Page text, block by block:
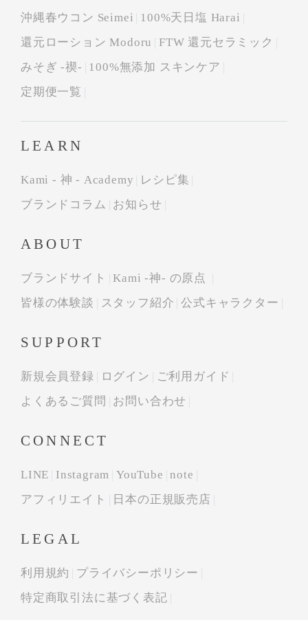
沖縄春ウコン Seimei
100%天日塩 Harai
還元ローション Modoru
FTW 還元セラミック
みそぎ -禊-
100%無添加 スキンケア
定期便一覧
LEARN
Kami - 神 - Academy
レシピ集
ブランドコラム
お知らせ
ABOUT
ブランドサイト
Kami -神- の原点
皆様の体験談
スタッフ紹介 公式キャラクター
SUPPORT
新規会員登録 ログイン
ご利用ガイド
よくあるご質問
お問い合わせ
CONNECT
LINE Instagram YouTube
note
アフィリエイト
日本の正規販売店
LEGAL
利用規約
プライバシーポリシー
特定商取引法に基づく表記